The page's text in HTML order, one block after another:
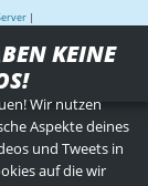
|
KEINE
Wir nutzen
Aspekte deines
und Tweets in
auf die wir